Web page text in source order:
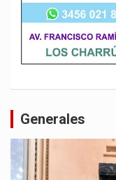
Generales